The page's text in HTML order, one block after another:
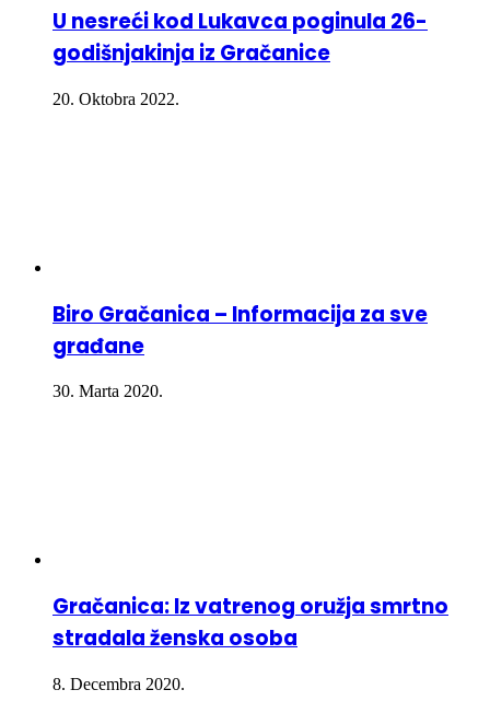
U nesreći kod Lukavca poginula 26-
godišnjakinja iz Gračanice
20. Oktobra 2022.
Biro Gračanica – Informacija za sve
građane
30. Marta 2020.
Gračanica: Iz vatrenog oružja smrtno
stradala ženska osoba
8. Decembra 2020.